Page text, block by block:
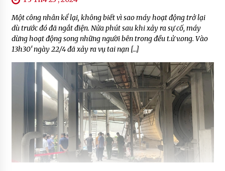
Một công nhân kể lại, không biết vì sao máy hoạt động trở lại
dù trước đó đã ngắt điện. Nửa phút sau khi xảy ra sự cố, máy
dừng hoạt động song những người bên trong đều t.ử v.ong. Vào
13h30′ ngày 22/4 đã xảy ra vụ tai nạn […]